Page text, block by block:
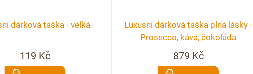
dárková taška - velká
119 Kč
Luxusní dárková taška plná lásky -
Prosecco, káva, čokoláda
879 Kč